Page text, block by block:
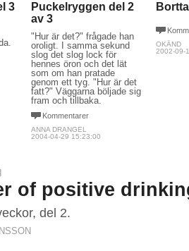
3
Puckelryggen del 2
av 3
"Hur är det?" frågade han
oroligt. I samma sekund
slog det slog lock för
hennes öron och det lät
som om han pratade
genom ett tyg. "Hur är det
fatt?" Väggarna böljade sig
fram och tillbaka.
Kommentarer
ANNA DRANGEL
2004-04-29 15:23:00
OKÄND
2002-09-
of positive
del 2.